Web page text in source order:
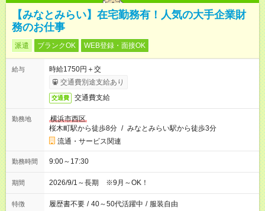
【みなとみらい】在宅勤務有！人気の大手企業財
務のお仕事
派遣 ブランクOK WEB登録・面接OK
給与
時給1750円＋交
交通費別途支給あり
交通費 交通費支給
勤務地
横浜市西区
桜木町駅から徒歩8分 / みなとみらい駅から徒歩3分
流通・サービス関連
勤務時間 9:00～17:30
期間 2026/9/1～長期 ※9月～OK！
特徴 履歴書不要 / 40～50代活躍中 / 服装自由